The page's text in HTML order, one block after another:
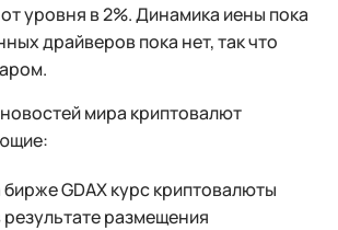
уровня в 2%. Динамика иены пока
драйверов пока нет, так что
мира криптовалют
GDAX курс криптовалюты
размещения